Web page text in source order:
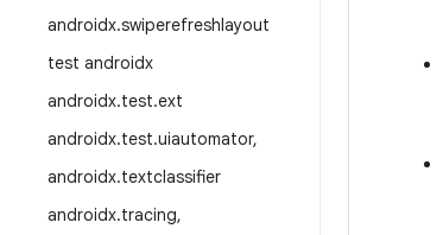
androidx.swiperefreshlayout
test androidx
androidx.test.ext
androidx.test.uiautomator,
androidx.textclassifier
androidx.tracing,